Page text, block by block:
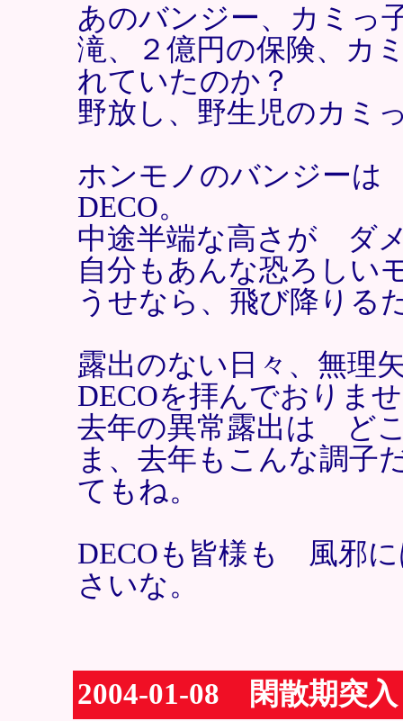
あのバンジー、カミっ
滝、２億円の保険、カ
れていたのか？
野放し、野生児のカミ
ホンモノのバンジー
DECO。
中途半端な高さが ダ
自分もあんな恐ろし
うせなら、飛び降りる
露出のない日々、無理
DECOを拝んでおりま
去年の異常露出は ど
ま、去年もこんな調子
てもね。
DECOも皆様も 風邪
さいな。
2004-01-08 閑散期突入